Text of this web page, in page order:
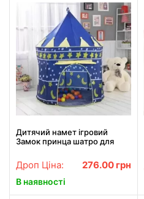
Дитячий намет ігровий
Замок принца шатро для
Дроп Ціна: 276.00 грн
В наявності